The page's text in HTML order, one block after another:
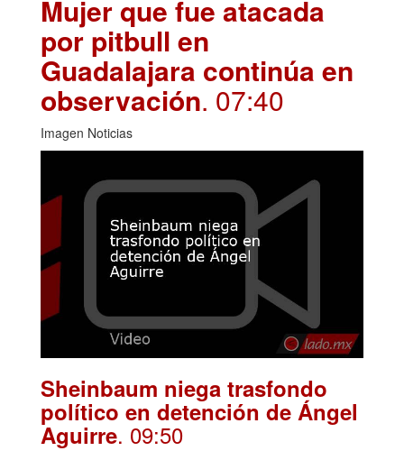
Mujer que fue atacada
por pitbull en
Guadalajara continúa en
observación. 07:40
Imagen Noticias
Sheinbaum niega trasfondo
político en detención de Ángel
Aguirre. 09:50